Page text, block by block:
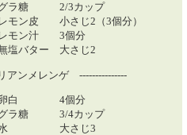
ラ糖 2/3カップ
レモン皮 小さじ2（3個分）
レモン汁 3個分
塩バター 大さじ2
アンメレンゲ ---------------
白 4個分
ラ糖 3/4カップ
大さじ3